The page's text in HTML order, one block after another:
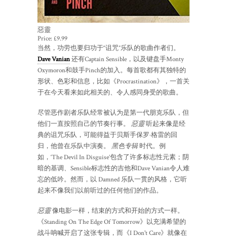
惡靈
Price:£9.99
当然，功劳也要归功于“诅咒”乐队的歌曲作者们。
Dave Vanian还有Captain Sensible，以及键盘手Monty
Oxymoron和鼓手Pinch的加入。每首歌都有其独特的
形状、色彩和信息，比如《Procrastination》，一首关
于在今天看来如此相关的、令人感同身受的歌曲。
尽管恶作剧者乐队经常被认为是第一代朋克乐队，但
他们一直按照自己的节奏行事。 惡靈听起来像是经
典的诅咒乐队，可能得益于贝斯手保罗·格雷的回
归，他曾在乐队中演奏。 黑色专辑时代。例
如，‘The Devil In Disguise’包含了许多标志性元素；阴
暗的基调、Sensible标志性的吉他和Dave Vanian令人难
忘的低吟。然而，以 Damned 乐队一贯的风格，它听
起来不像我们以前听过的任何他们的作品。
惡靈像电影一样，结束的方式和开始的方式一样。
《Standing On The Edge Of Tomorrow》以充满希望的
战斗呐喊开启了这张专辑，而《I Don't Care》就像在